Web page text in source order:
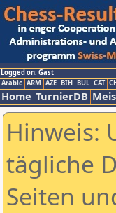
Logged on: Gast
Arabic ARM AZE BIH BUL CAT
Home TurnierDB
Hinweis:
tägliche
Seiten